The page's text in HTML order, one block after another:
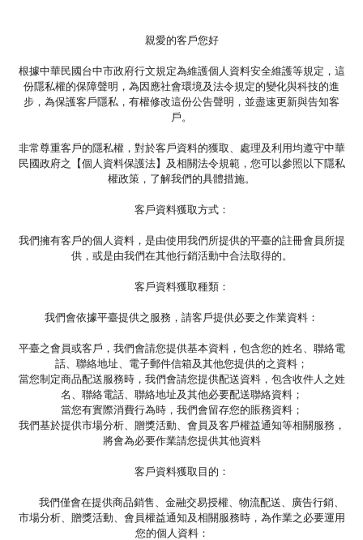
親愛的客戶您好
根據中華民國台中市政府行文規定為維護個人資料安全維護等規定，這
份隱私權的保障聲明，為因應社會環境及法令規定的變化與科技的進
步，為保護客戶隱私，有權修改這份公告聲明，並盡速更新與告知客
戶。
非常尊重客戶的隱私權，對於客戶資料的獲取、處理及利用均遵守中華
民國政府之【個人資料保護法】及相關法令規範，您可以參照以下隱私
權政策，了解我們的具體措施。
客戶資料獲取方式：
我們擁有客戶的個人資料，是由使用我們所提供的平臺的註冊會員所提
供，或是由我們在其他行銷活動中合法取得的。
客戶資料獲取種類：
我們會依據平臺提供之服務，請客戶提供必要之作業資料：
平臺之會員或客戶，我們會請您提供基本資料，包含您的姓名、聯絡電
話、聯絡地址、電子郵件信箱及其他您提供的之資料；
當您制定商品配送服務時，我們會請您提供配送資料，包含收件人之姓
名、聯絡電話、聯絡地址及其他必要配送聯絡資料；
當您有實際消費行為時，我們會留存您的賬務資料；
我們基於提供市場分析、贈獎活動、會員及客戶權益通知等相關服務，
將會為必要作業請您提供其他資料
客戶資料獲取目的：
我們僅會在提供商品銷售、金融交易授權、物流配送、廣告行銷、
市場分析、贈獎活動、會員權益通知及相關服務時，為作業之必要運用
您的個人資料：